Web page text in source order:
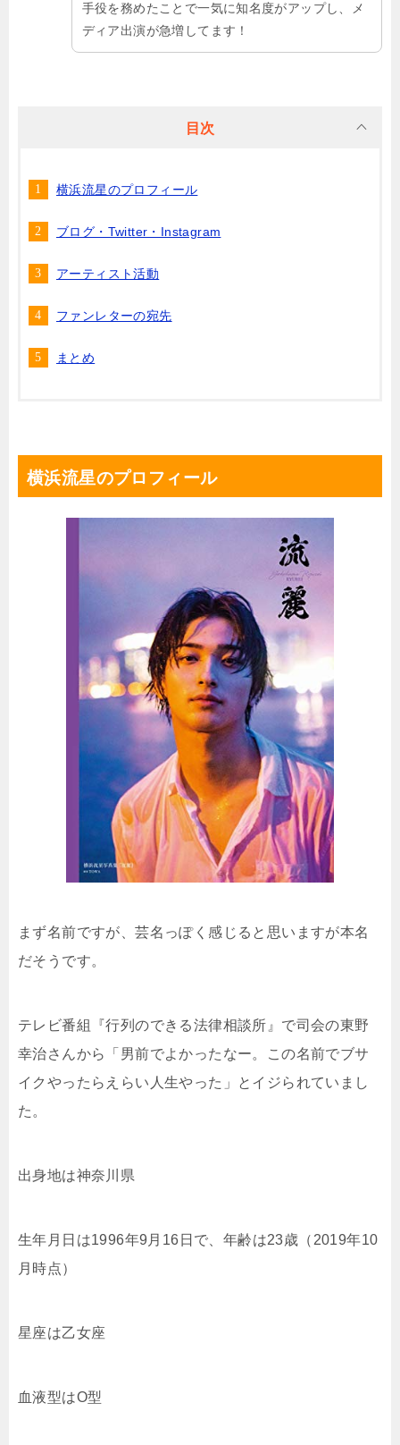
手役を務めたことで一気に知名度がアップし、メ
ディア出演が急増してます！
目次
横浜流星のプロフィール
ブログ・Twitter・Instagram
アーティスト活動
ファンレターの宛先
まとめ
横浜流星のプロフィール
まず名前ですが、芸名っぽく感じると思いますが本名
だそうです。
テレビ番組『行列のできる法律相談所』で司会の東野
幸治さんから「男前でよかったなー。この名前でブサ
イクやったらえらい人生やった」とイジられていまし
た。
出身地は神奈川県
生年月日は1996年9月16日で、年齢は23歳（2019年10
月時点）
星座は乙女座
血液型はO型